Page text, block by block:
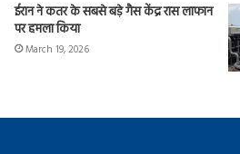
ईरान ने कतर के सबसे बड़े गैस केंद्र रास लाफान
पर हमला किया
March 19, 2026